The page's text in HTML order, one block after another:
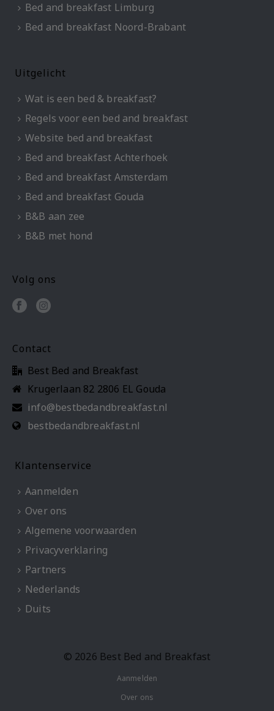
Bed and breakfast Limburg
Bed and breakfast Noord-Brabant
Uitgelicht
Wat is een bed & breakfast?
Regels voor een bed and breakfast
Website bed and breakfast
Bed and breakfast Achterhoek
Bed and breakfast Amsterdam
Bed and breakfast Gouda
B&B aan zee
B&B met hond
Volg ons
Contact
Best Bed and Breakfast
Krugerlaan 82 2806 EL Gouda
info@bestbedandbreakfast.nl
bestbedandbreakfast.nl
Klantenservice
Aanmelden
Over ons
Algemene voorwaarden
Privacyverklaring
Partners
Nederlands
Duits
© 2026 Best Bed and Breakfast
Aanmelden
Over ons